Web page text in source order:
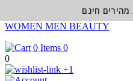
WOMEN MEN BEAUTY
0
0
+1
חינם